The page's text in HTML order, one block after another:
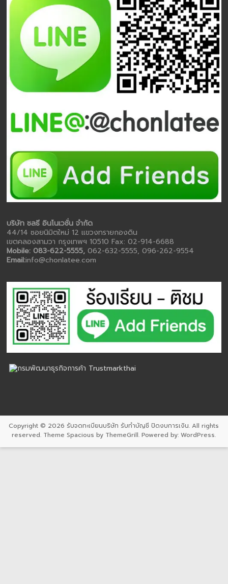
บริษัท ชลธี อินโนเวชั่น จำกัด
44/14 ซอยนิมิตใหม่ 12 แขวงทรายกองดิน
เขตคลองสามวา กรุงเทพฯ 10510 Fax: 02-914-6688
Mobile: 083-622-5555,062-632-5555, 096-262-9554
Email:info@chonlatee.com
Copyright © 2026 รับจดทะเบียนบริษัท รับทำบัญชี ปิดงบการเงิน. All rights
reserved. ThemeSpacious by ThemeGrill. Powered by:WordPress.